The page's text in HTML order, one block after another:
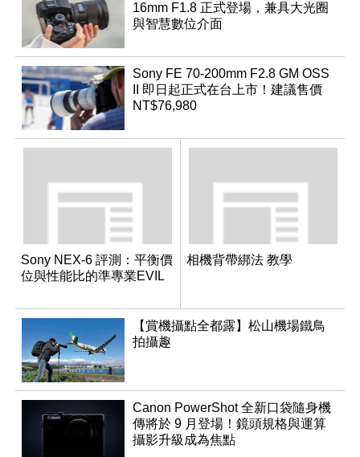
16mm F1.8 正式登場，兼具大光圈
與智慧數位介面
Sony FE 70-200mm F2.8 GM OSS
II 即日起正式在台上市！建議售價
NT$76,980
Sony NEX-6 評測：平衡價
位與性能比的準專業EVIL
相機背帶綁法 教學
【賞機攝點全都露】松山機場鐵鳥
拍攝趣
Canon PowerShot 全新口袋隨身機
傳將於 9 月登場！鏡頭規格與運算
攝影升級成為焦點